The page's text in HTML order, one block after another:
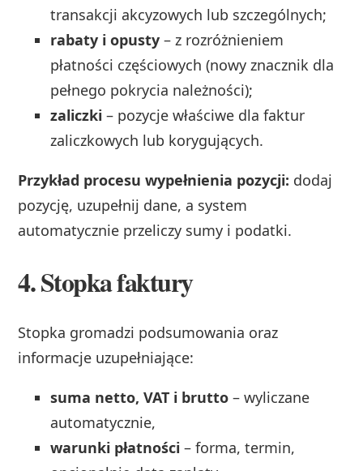
transakcji akcyzowych lub szczególnych;
rabaty i opusty – z rozróżnieniem
płatności częściowych (nowy znacznik dla
pełnego pokrycia należności);
zaliczki – pozycje właściwe dla faktur
zaliczkowych lub korygujących.
Przykład procesu wypełnienia pozycji: dodaj
pozycję, uzupełnij dane, a system
automatycznie przeliczy sumy i podatki.
4. Stopka faktury
Stopka gromadzi podsumowania oraz
informacje uzupełniające:
suma netto, VAT i brutto – wyliczane
automatycznie,
warunki płatności – forma, termin,